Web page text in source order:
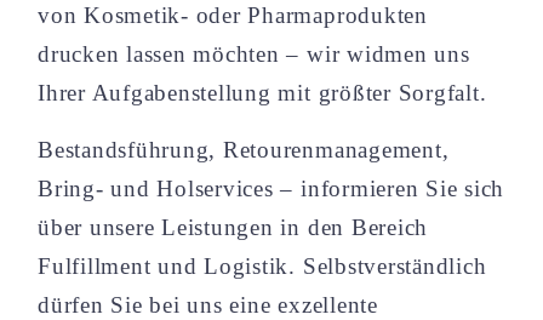
von Kosmetik- oder Pharmaprodukten
drucken lassen möchten – wir widmen uns
Ihrer Aufgabenstellung mit größter Sorgfalt.
Bestandsführung, Retourenmanagement,
Bring- und Holservices – informieren Sie sich
über unsere Leistungen in den Bereich
Fulfillment und Logistik. Selbstverständlich
dürfen Sie bei uns eine exzellente